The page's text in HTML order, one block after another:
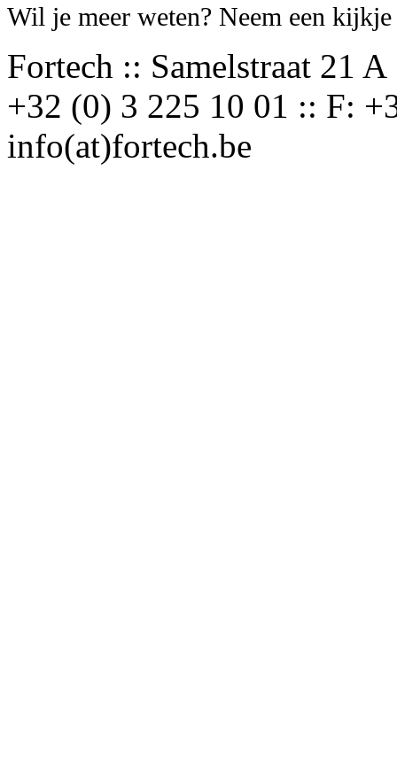
Wil je meer weten? Neem een
Fortech :: Samelstraat 21
+32 (0) 3 225 10 01 :: F:
info(at)fortech.be